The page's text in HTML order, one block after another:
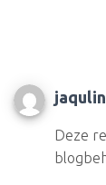
jaqulin
Deze